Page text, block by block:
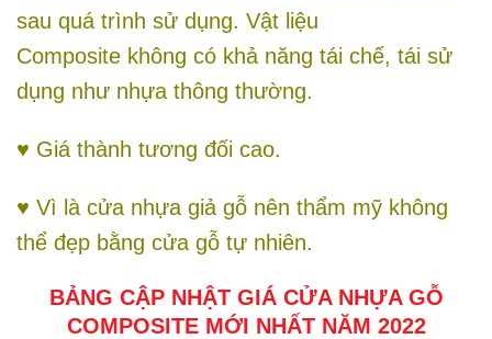
sau quá trình sử dụng. Vật liệu
Composite không có khả năng tái chế, tái sử
dụng như nhựa thông thường.
♥ Giá thành tương đối cao.
♥ Vì là cửa nhựa giả gỗ nên thẩm mỹ không
thể đẹp bằng cửa gỗ tự nhiên.
BẢNG CẬP NHẬT GIÁ CỬA NHỰA GỖ
COMPOSITE MỚI NHẤT NĂM 2022